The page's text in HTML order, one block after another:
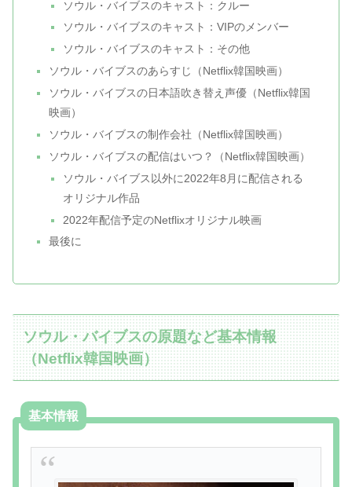
ソウル・バイブスのキャスト：クルー
ソウル・バイブスのキャスト：VIPのメンバー
ソウル・バイブスのキャスト：その他
ソウル・バイブスのあらすじ（Netflix韓国映画）
ソウル・バイブスの日本語吹き替え声優（Netflix韓国
映画）
ソウル・バイブスの制作会社（Netflix韓国映画）
ソウル・バイブスの配信はいつ？（Netflix韓国映画）
ソウル・バイブス以外に2022年8月に配信される
オリジナル作品
2022年配信予定のNetflixオリジナル映画
最後に
ソウル・バイブスの原題など基本情報
（Netflix韓国映画）
基本情報